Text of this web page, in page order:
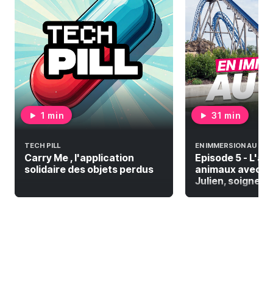
1 min
TECH PILL
Carry Me , l'application
solidaire des objets perdus
31 min
EN IMMERSION AU PAL
Episode 5 -
animaux avec
Julien,